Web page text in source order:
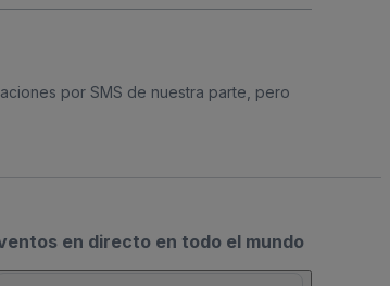
por SMS de nuestra parte, pero
en directo en todo el mundo